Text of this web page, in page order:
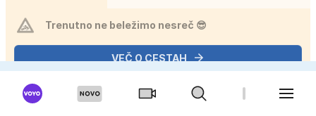
Trenutno ne beležimo nesreč 😎
VEČ O CESTAH